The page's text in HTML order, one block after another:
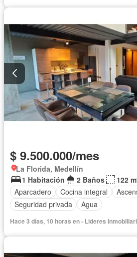
$ 9.500.000/mes
La Florida, Medellín
1 Habitación
2 Baños
122
Aparcadero
Cocina integral
Seguridad privada
Agua
Hace 3 días, 10 horas en - Lideres